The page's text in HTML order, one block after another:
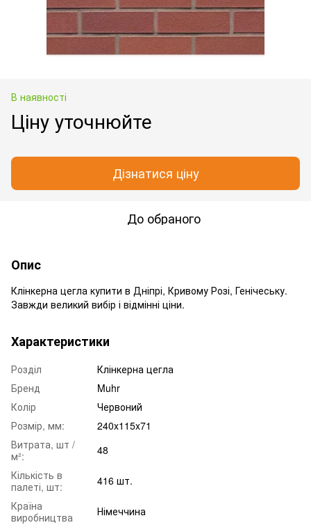
В наявності
Ціну уточнюйте
Дізнатися ціну
До обраного
Опис
Клінкерна цегла купити в Дніпрі, Кривому Розі, Генічеську.
Завжди великий вибір і відмінні ціни.
Характеристики
Розділ
Клінкерна цегла
Бренд
Muhr
Колір
Червоний
Розмір, мм:
240x115x71
Витрата, шт /
м²:
48
Кількість в
палеті, шт:
416 шт.
Країна
виробництва
Німеччина